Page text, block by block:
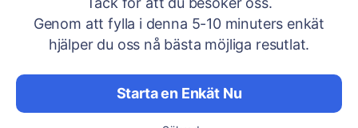
Genom att fylla i denna 5-10 minuters enkät
hjälper du oss nå bästa möjliga resutlat.
Starta en Enkät Nu